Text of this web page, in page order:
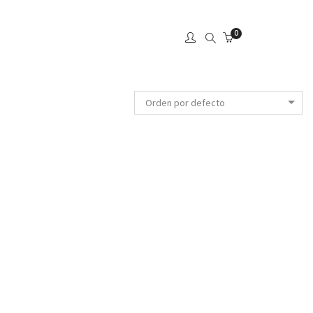
0
Orden por defecto